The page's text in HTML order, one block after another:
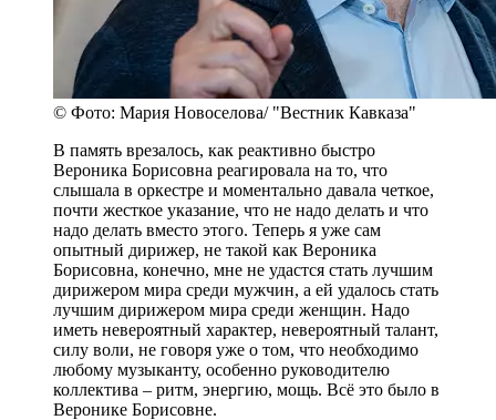
© Фото: Мария Новоселова/ "Вестник Кавказа"
В память врезалось, как реактивно быстро
Вероника Борисовна реагировала на то, что
слышала в оркестре и моментально давала четкое,
почти жесткое указание, что не надо делать и что
надо делать вместо этого. Теперь я уже сам
опытный дирижер, не такой как Вероника
Борисовна, конечно, мне не удастся стать лучшим
дирижером мира среди мужчин, а ей удалось стать
лучшим дирижером мира среди женщин. Надо
иметь невероятный характер, невероятный талант,
силу воли, не говоря уже о том, что необходимо
любому музыканту, особенно руководителю
коллектива – ритм, энергию, мощь. Всё это было в
Веронике Борисовне.